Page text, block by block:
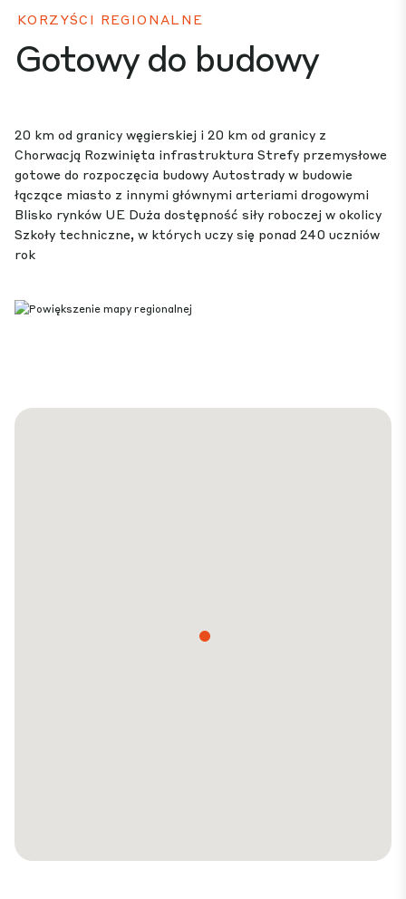
KORZYŚCI REGIONALNE
Gotowy do budowy
20 km od granicy węgierskiej i 20 km od granicy z
Chorwacją Rozwinięta infrastruktura Strefy przemysłowe
gotowe do rozpoczęcia budowy Autostrady w budowie
łączące miasto z innymi głównymi arteriami drogowymi
Blisko rynków UE Duża dostępność siły roboczej w okolicy
Szkoły techniczne, w których uczy się ponad 240 uczniów
rok